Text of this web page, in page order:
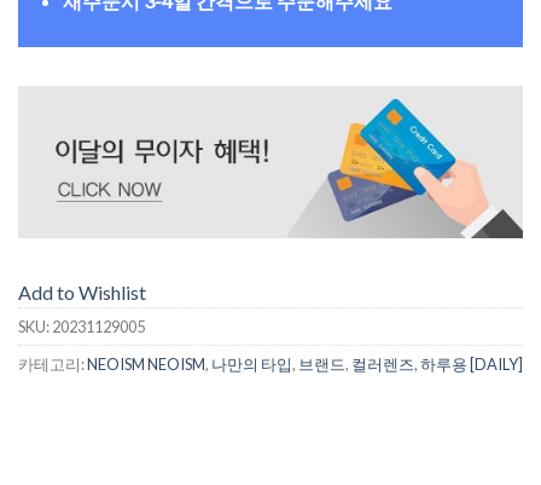
Add to Wishlist
SKU:20231129005
카테고리:NEOISM NEOISM, 나만의 타입, 브랜드, 컬러렌즈,하루용 [DAILY]